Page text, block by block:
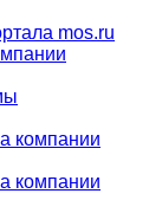
mos.ru
компании
компании